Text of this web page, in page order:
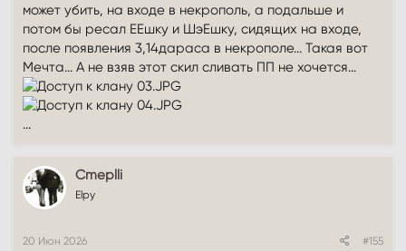
может убить, на входе в некрополь, а подальше и
потом бы ресал ЕЕшку и ШэЕшку, сидящих на входе,
после появления 3,14дараса в некрополе... Такая вот
Мечта... А не взяв этот скил сливать ПП не хочется...
...
Cmeplli
Elpy
20 Июн 2026 #155